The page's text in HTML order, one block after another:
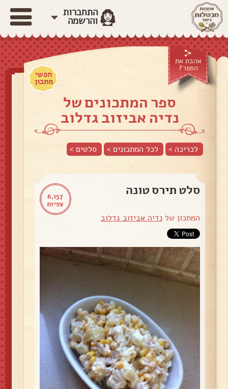
התחברות
והרשמה
אהבת את
הספר?
חפשי
מתכון
ספר המתכונים של
נדיה אביזוב גדלוב
לכריכה > לכל המתכונים > סלטים>
6,157
צפיות
סלט תירס טונה
המתכון שלנדיה אביזוב גדלוב